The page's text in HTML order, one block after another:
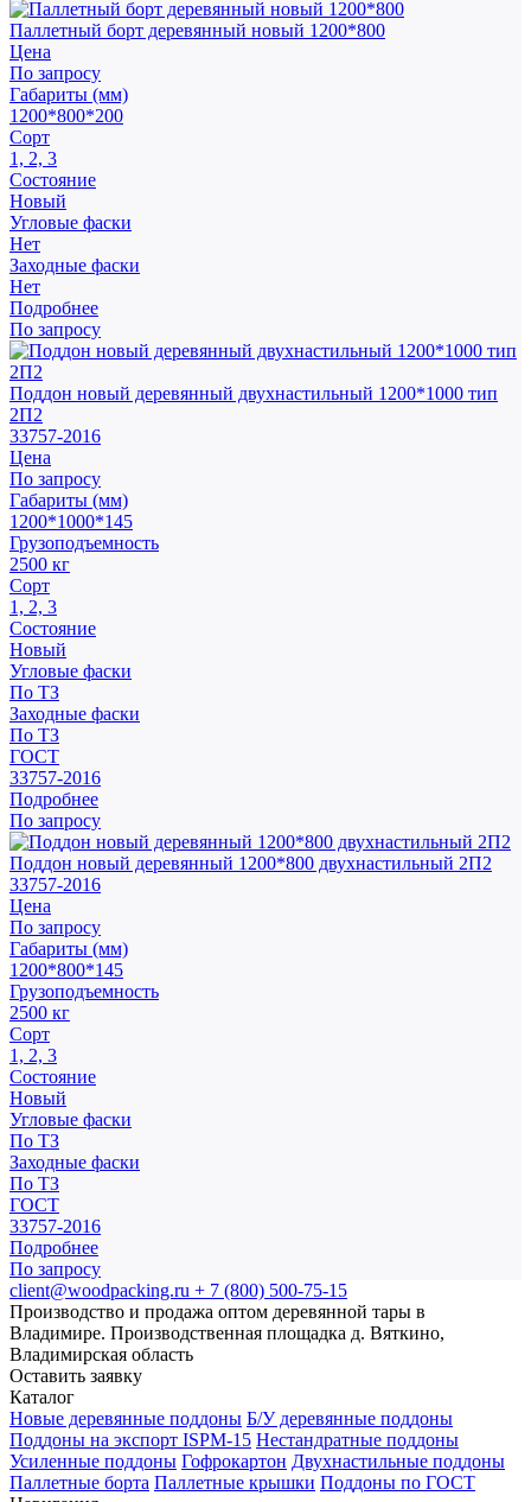
Паллетный борт деревянный новый 1200*800
Цена
По запросу
Габариты (мм)
1200*800*200
Сорт
1, 2, 3
Состояние
Новый
Угловые фаски
Нет
Заходные фаски
Нет
Подробнее
По запросу
Поддон новый деревянный двухнастильный 1200*1000 тип
2П2
33757-2016
Цена
По запросу
Габариты (мм)
1200*1000*145
Грузоподъемность
2500 кг
Сорт
1, 2, 3
Состояние
Новый
Угловые фаски
По ТЗ
Заходные фаски
По ТЗ
ГОСТ
33757-2016
Подробнее
По запросу
Поддон новый деревянный 1200*800 двухнастильный 2П2
33757-2016
Цена
По запросу
Габариты (мм)
1200*800*145
Грузоподъемность
2500 кг
Сорт
1, 2, 3
Состояние
Новый
Угловые фаски
По ТЗ
Заходные фаски
По ТЗ
ГОСТ
33757-2016
Подробнее
По запросу
client@woodpacking.ru + 7 (800) 500-75-15
Производство и продажа оптом деревянной тары в
Владимире. Производственная площадка д. Вяткино,
Владимирская область
Оставить заявку
Каталог
Новые деревянные поддоны Б/У деревянные поддоны
Поддоны на экспорт ISPM-15 Нестандратные поддоны
Усиленные поддоны Гофрокартон Двухнастильные поддоны
Паллетные борта Паллетные крышки Поддоны по ГОСТ